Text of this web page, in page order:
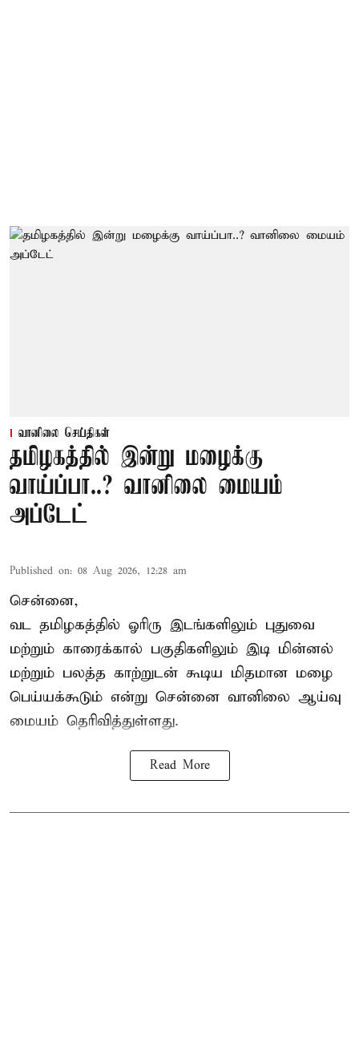
வானிலை செய்திகள்
தமிழகத்தில் இன்று மழைக்கு
வாய்ப்பா..? வானிலை மையம்
அப்டேட்
Published on: 08 Aug 2026, 12:28 am
சென்னை,
வட தமிழகத்தில் ஓரிரு இடங்களிலும் புதுவை
மற்றும் காரைக்கால் பகுதிகளிலும் இடி மின்னல்
மற்றும் பலத்த காற்றுடன் கூடிய மிதமான மழை
பெய்யக்கூடும் என்று சென்னை வானிலை ஆய்வு
மையம் தெரிவித்துள்ளது.
Read More